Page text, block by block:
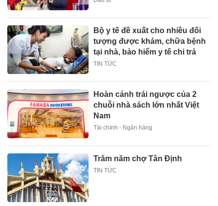
Bộ y tế đề xuất cho nhiều đối
tượng được khám, chữa bệnh
tại nhà, bảo hiểm y tế chi trả
TIN TỨC
Hoàn cảnh trái ngược của 2
chuỗi nhà sách lớn nhất Việt
Nam
Tài chính - Ngân hàng
Trăm năm chợ Tân Định
TIN TỨC